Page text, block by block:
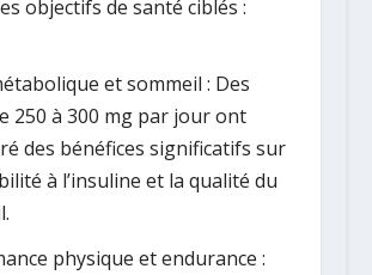
objectifs de santé ciblés :
et sommeil : Des
250 à 300 mg par jouront
des bénéfices significatifs sur
à l’insuline et la qualité du
physique et endurance :